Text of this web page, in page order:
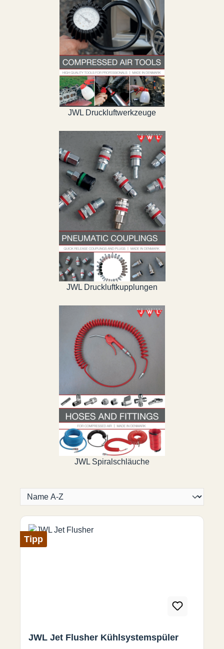
JWL Druckluftwerkzeuge
JWL Druckluftkupplungen
JWL Spiralschläuche
Tipp
JWL Jet Flusher Kühlsystemspüler